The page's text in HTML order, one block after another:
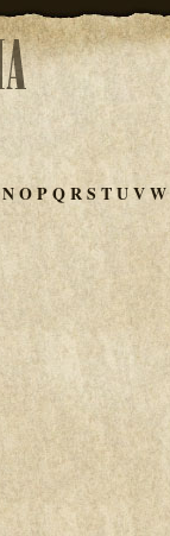
NOPQRS TUVW